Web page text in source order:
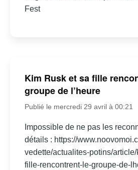
Fest
Kim Rusk et sa fille
groupe de l’heure
Publié le mercredi 29 avril à 00:21
Impossible de ne pas les
détails : https://
vedette/actualites-potins/
fille-rencontrent-le-groupe-de-